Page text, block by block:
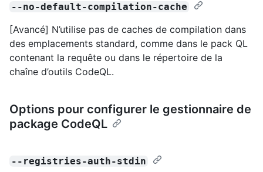
--no-default-compilation-cache
[Avancé] N’utilise pas de caches de compilation dans
des emplacements standard, comme dans le pack QL
contenant la requête ou dans le répertoire de la
chaîne d’outils CodeQL.
Options pour configurer le gestionnaire de
package CodeQL
--registries-auth-stdin